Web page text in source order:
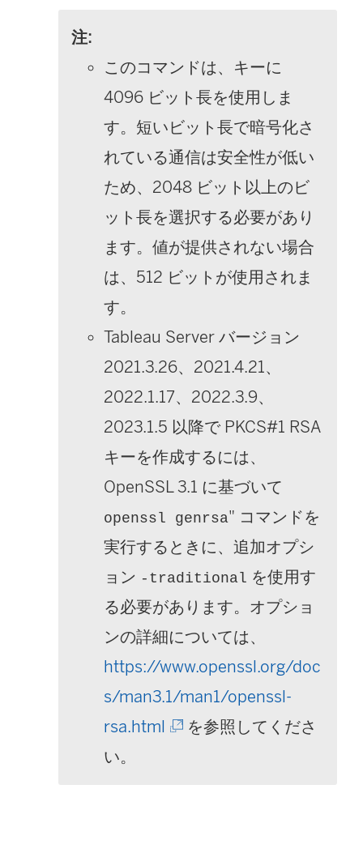
注:
このコマンドは、キーに
4096 ビット長を使用しま
す。短いビット長で暗号化さ
れている通信は安全性が低い
ため、2048 ビット以上のビ
ット長を選択する必要があり
ます。値が提供されない場合
は、512 ビットが使用されま
す。
Tableau Server バージョン
2021.3.26、2021.4.21、
2022.1.17、2022.3.9、
2023.1.5 以降で PKCS#1 RSA
キーを作成するには、
OpenSSL 3.1 に基づいて
openssl genrsa" コマンドを
実行するときに、追加オプシ
ョン -traditional を使用す
る必要があります。オプショ
ンの詳細については、
https://www.openssl.org/doc
s/man3.1/man1/openssl-
rsa.html (
を参照してくださ
い。